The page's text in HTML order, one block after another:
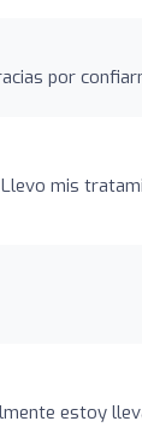
por
mis
estoy